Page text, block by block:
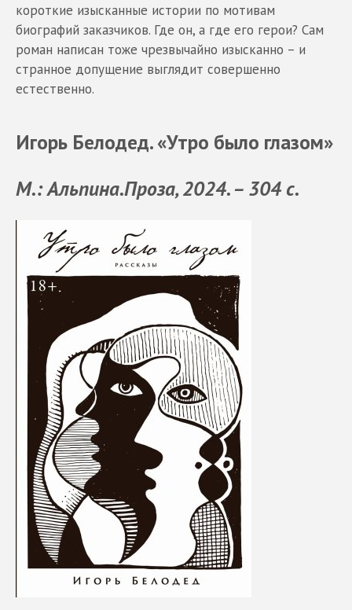
короткие изысканные истории по мотивам
биографий заказчиков. Где он, а где его герои? Сам
роман написан тоже чрезвычайно изысканно – и
странное допущение выглядит совершенно
естественно.
Игорь Белодед. «Утро было глазом»
М.: Альпина.Проза, 2024. – 304 с.